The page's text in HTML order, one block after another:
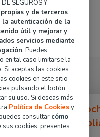
Elige la opción que
para ti entre
Seguro de
terceros
SEGUROS Y
y de terceros
la autenticación de la
útil y mejorar y
servicios mediante
. Puedes
en tal caso limitarse la
Si aceptas las cookies
cookies en este sitio
pulsando el botón
su uso. Si deseas más
Política de Cookiesy
consultar cómo
sus cookies, presentes